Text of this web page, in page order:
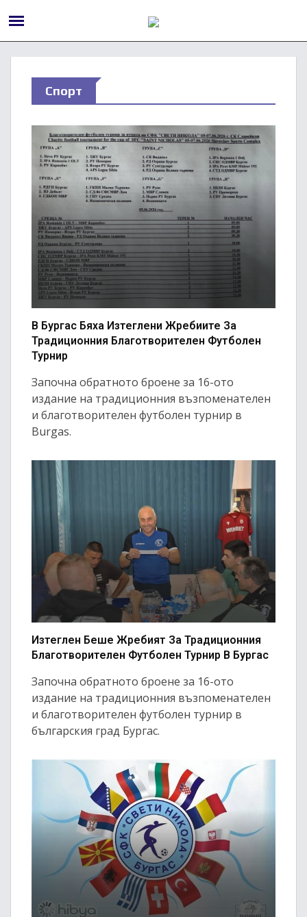
Спорт
В Бургас Бяха Изтеглени Жребиите За
Традиционния Благотворителен Футболен
Турнир
Започна обратното броене за 16-ото
издание на традиционния възпоменателен
и благотворителен футболен турнир в
Burgas.
Изтеглен Беше Жребият За Традиционния
Благотворителен Футболен Турнир В Бургас
Започна обратното броене за 16-ото
издание на традиционния възпоменателен
и благотворителен футболен турнир в
българския град Бургас.